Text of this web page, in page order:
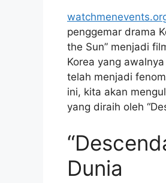
penggemar drama
the Sun” menjadi
Korea yang
telah menjadi
ini, kita akan
yang diraih oleh
Dunia